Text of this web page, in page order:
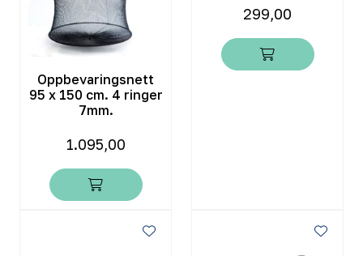
Oppbevaringsnett
95 x 150 cm. 4 ringer
7mm.
1.095,00
299,00